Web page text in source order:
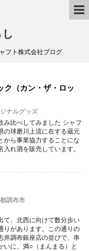
フト株式会社ブログ
ク（カン・ザ・ロッ
ナルグッズ
み比べしてみました シャフ
の球磨川上流に在する蔵元
から事業協力することにな
れ酒を販売しています。
調布市
て、北西に向けて数分歩い
りがあります。この通りの
井調布銀座店の並びで、串
いに、満○（まんまる）と